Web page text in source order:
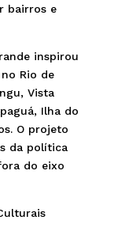
bairros e
inspirou
Rio de
Vista
Ilha do
O projeto
da política
do eixo